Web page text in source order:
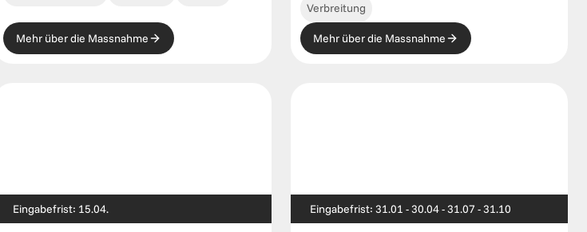
Mehr über die Massnahme
Verbreitung
Mehr über die Massnahme
Eingabefrist: 15.04. Eingabefrist: 31.01 - 30.04 - 31.07 - 31.10